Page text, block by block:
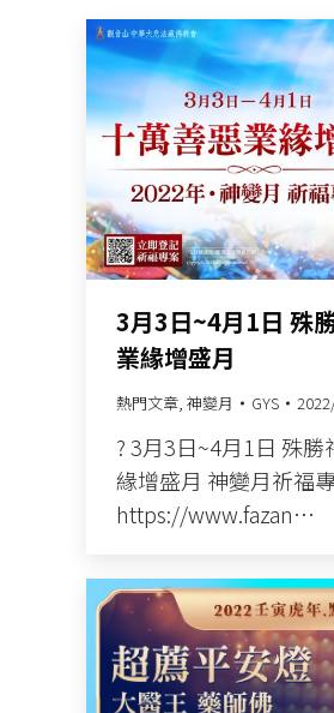
3月3日~4月1日 殊
業緣增盛月
熱門文章, 神變月 GYS
? 3月3日~4月1日 殊
緣增盛月 神變月祈福
https://www.fazan…